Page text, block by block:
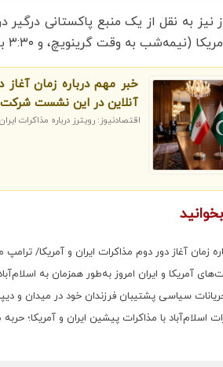
وقت گرینویچ، و ۳:۳۰ بامداد پنجشنبه به وقت ایران) به پایان می‌رسد.
خبر مهم درباره زمان
آنلاین در این نشست
اقتصادنیوز: رویترز درباره
زمان آغاز دور دوم مذاکرات ایران و آمریکا/
آمریکا و ایران امروز به‌طور همزمان به
سیاسی پشتیبان فرزندان خود در میدان و
اسلام‌آباد با مذاکرات پیشین ایران و آمریکا؛